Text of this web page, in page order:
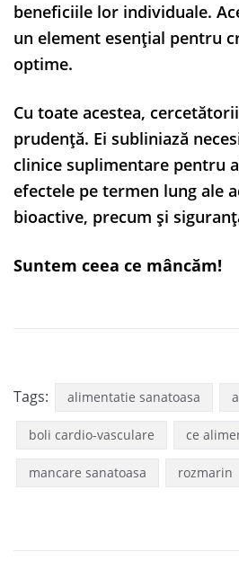
beneficiile lor individuale.
un element esențial pentru
optime.
Cu toate acestea,
prudență. Ei subliniază
clinice suplimentare pentru
efectele pe termen lung ale
bioactive, precum și
Suntem ceea ce mâncăm!
Tags: alimentatie sanatoasa
boli cardio-vasculare ce
mancare sanatoasa rozmarin